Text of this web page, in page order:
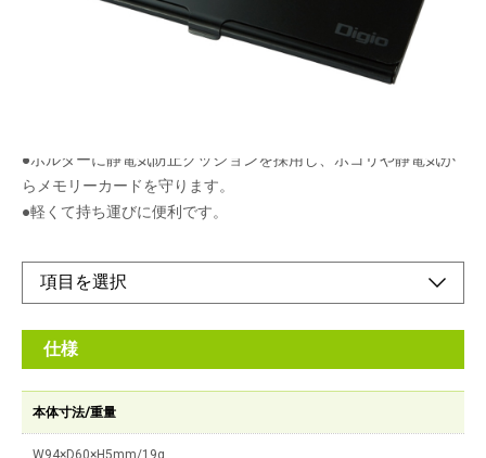
●ホルダーに静電気防止クッションを採用し、ホコリや静電気か
らメモリーカードを守ります。
●軽くて持ち運びに便利です。
仕様
本体寸法/重量
W94×D60×H5mm/19g